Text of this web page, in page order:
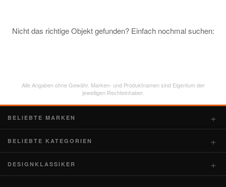
Nicht das richtige Objekt gefunden? Einfach nochmal suchen:
Alle Angaben ohne Gewähr. Marken- und Produktnamen sind Eigentum der
jeweiligen Rechteinhaber.
BELIEBTE MARKEN
BELIEBTE KATEGORIEN
DESIGNKLASSIKER